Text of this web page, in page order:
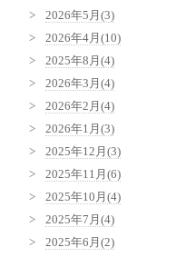
2026年5月(3)
2026年4月(10)
2025年8月(4)
2026年3月(4)
2026年2月(4)
2026年1月(3)
2025年12月(3)
2025年11月(6)
2025年10月(4)
2025年7月(4)
2025年6月(2)